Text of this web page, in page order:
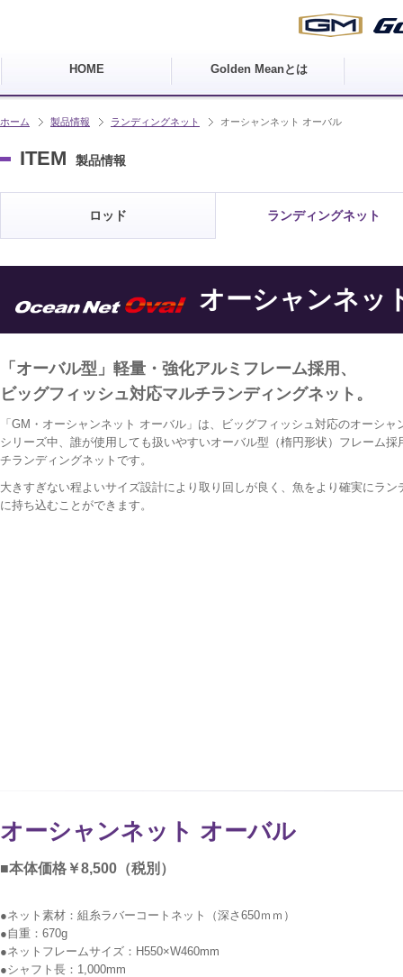
HOME Golden Meanとは
ホーム 製品情報 ランディングネット オーシャンネット オーバル
ITEM 製品情報
ロッド ランディングネット
オーシャンネッ
「オーバル型」軽量・強化アルミフレーム採用、
ビッグフィッシュ対応マルチランディングネット。
「GM・オーシャンネット オーバル」は、ビッグフィッシュ対応のオーシャ
シリーズ中、誰が使用しても扱いやすいオーバル型（楕円形状）フレーム採
チランディングネットです。
大きすぎない程よいサイズ設計により取り回しが良く、魚をより確実にラン
に持ち込むことができます。
オーシャンネット オーバル
■本体価格￥8,500（税別）
●ネット素材：組糸ラバーコートネット（深さ650ｍｍ）
●自重：670g
●ネットフレームサイズ：H550×W460mm
●シャフト長：1,000mm